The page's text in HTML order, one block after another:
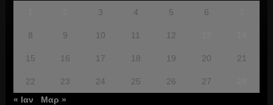
3 4 5 6
8 9 10 11 12
15 16 17 18 19 20 21
22 23 24 25 26 27
« Ιαν
Μαρ »